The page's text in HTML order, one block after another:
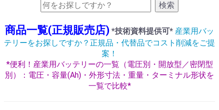
検索
商品一覧(正規販売店) *技術資料提供可* 産業用バッ
テリーをお探しですか？正規品・代替品でコスト削減をご提
案！
*便利！産業用バッテリーの一覧（電圧別・開放型／密閉型
別）：電圧・容量(Ah)・外形寸法・重量・ターミナル形状を
一覧で比較*